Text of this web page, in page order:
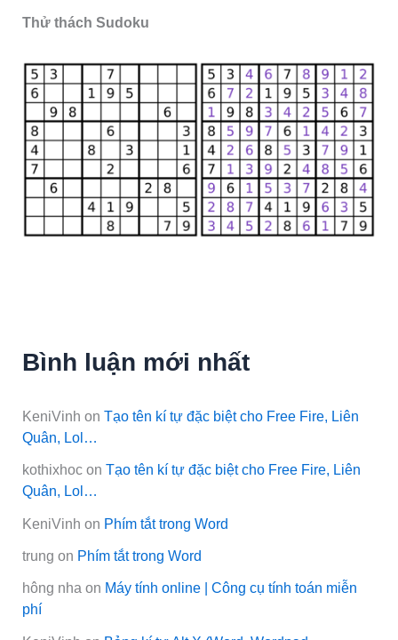
Thử thách Sudoku
Bình luận mới nhất
KeniVinh onTạo tên kí tự đặc biệt cho Free Fire, Liên
Quân, Lol…
kothixhoc onTạo tên kí tự đặc biệt cho Free Fire, Liên
Quân, Lol…
KeniVinh on Phím tắt trong Word
trung on Phím tắt trong Word
hông nha on Máy tính online | Công cụ tính toán miễn
phí